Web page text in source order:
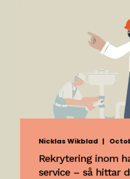
Nicklas Wikblad
Rekrytering inom
service – så hittar